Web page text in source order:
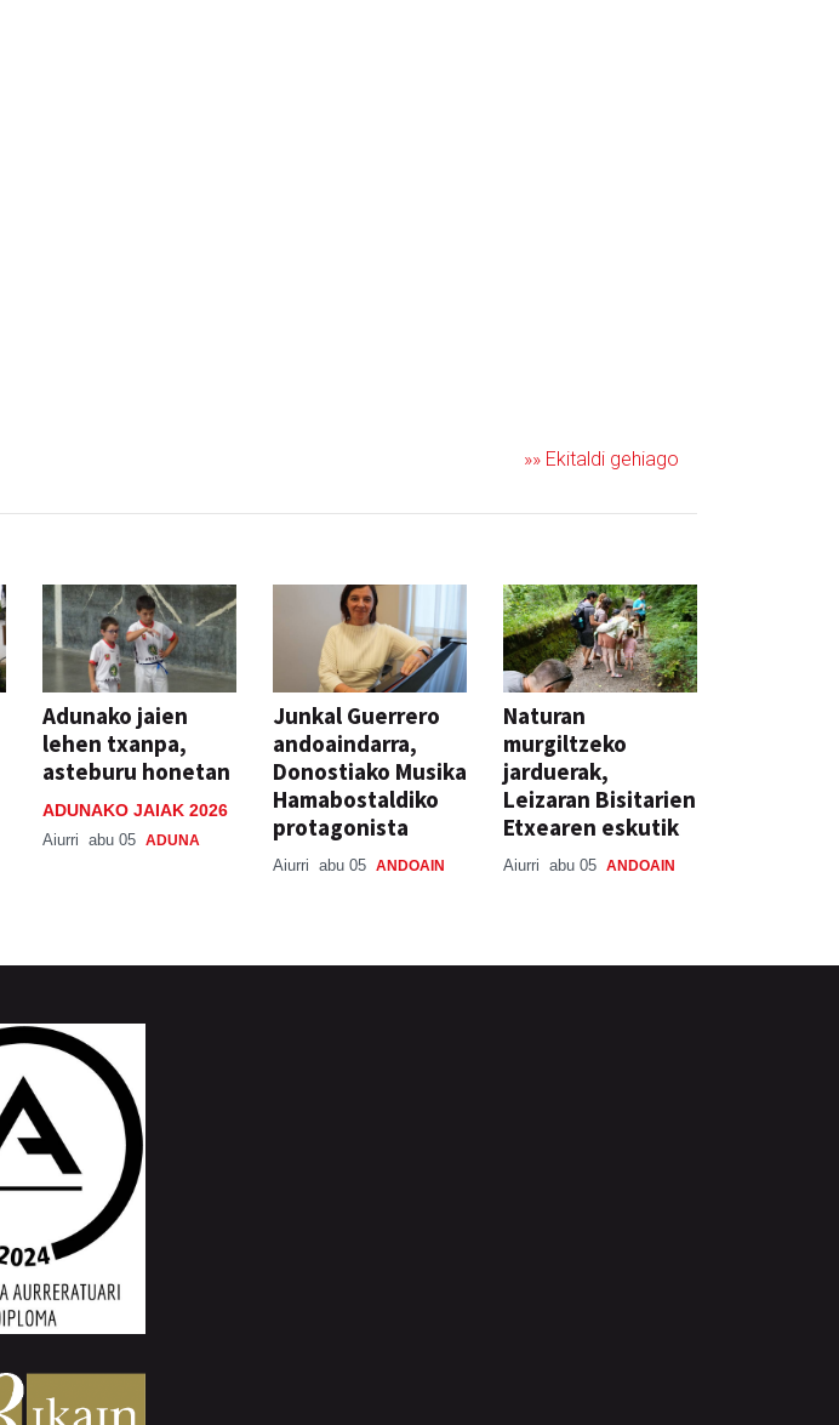
»» Ekitaldi gehiago
Adunako jaien
lehen txanpa,
asteburu honetan
ADUNAKO JAIAK 2026
Aiurri abu 05 ADUNA
Junkal Guerrero
andoaindarra,
Donostiako Musika
Hamabostaldiko
protagonista
Aiurri abu 05 ANDOAIN
Naturan
murgiltzeko
jarduerak,
Leizaran Bisitarien
Etxearen eskutik
Aiurri abu 05 ANDOAIN